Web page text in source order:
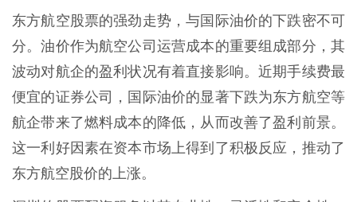
东方航空股票的强劲走势，与国际油价的下跌密不可
分。油价作为航空公司运营成本的重要组成部分，其
波动对航企的盈利状况有着直接影响。近期手续费最
便宜的证券公司，国际油价的显著下跌为东方航空等
航企带来了燃料成本的降低，从而改善了盈利前景。
这一利好因素在资本市场上得到了积极反应，推动了
东方航空股价的上涨。